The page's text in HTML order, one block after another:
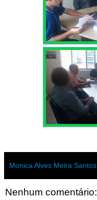
Monica Alves Meira Santos
Nenhum comentário: